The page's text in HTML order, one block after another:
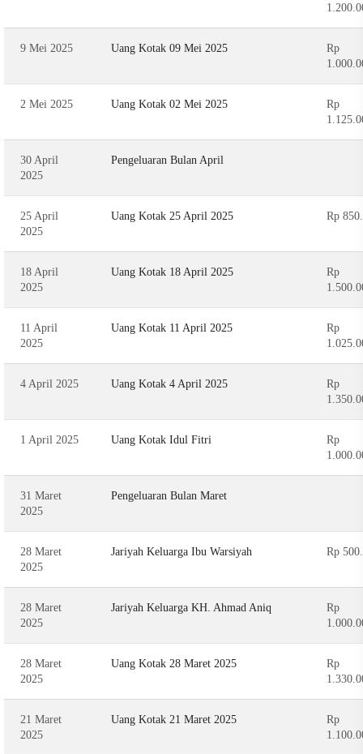
9 Mei 2025 Uang Kotak 09 Mei 2025
Rp
2 Mei 2025 Uang Kotak 02 Mei 2025
Rp
30 April
2025
Pengeluaran Bulan April
25 April
2025
Uang Kotak 25 April 2025 Rp
18 April
2025
Uang Kotak 18 April 2025
Rp
11 April
2025
Uang Kotak 11 April 2025
Rp
4 April 2025 Uang Kotak 4 April 2025
Rp
1 April 2025 Uang Kotak Idul Fitri
Rp
31 Maret
2025
Pengeluaran Bulan Maret
28 Maret
2025
Jariyah Keluarga Ibu Warsiyah Rp
28 Maret
2025
Jariyah Keluarga KH. Ahmad Aniq
Rp
28 Maret
2025
Uang Kotak 28 Maret 2025
Rp
21 Maret
2025
Uang Kotak 21 Maret 2025
Rp